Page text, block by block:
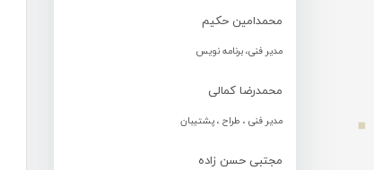
محمدامین حکیم
مدیر فنی، برنامه نویس
محمدرضا کمالی
مدیر فنی ، طراح ، پشتیبان
مجتبی حسن زاده